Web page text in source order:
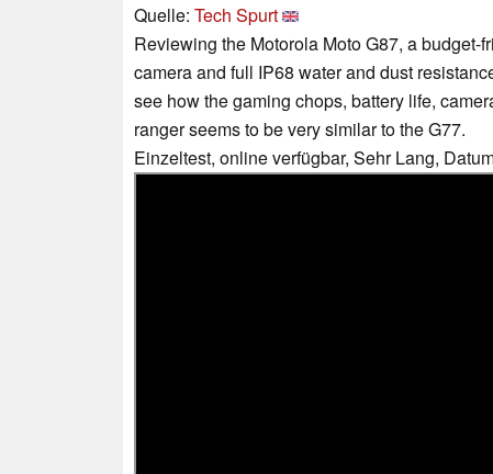
Quelle: Tech Spurt
Reviewing the Motorola Moto G87, a
camera and full IP68 water and dust
see how the gaming chops, battery life,
ranger seems to be very similar to the G77.
Einzeltest, online verfügbar, Sehr Lang,